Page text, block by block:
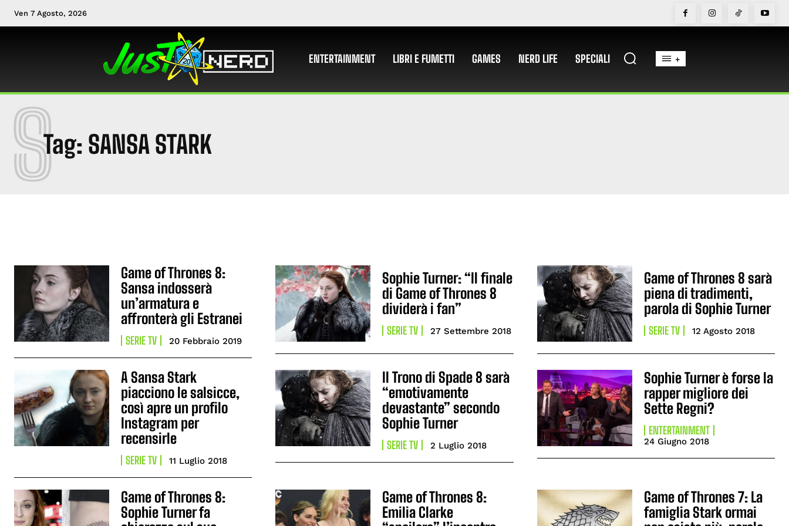
Ven 7 Agosto, 2026
ENTERTAINMENT LIBRI E FUMETTI GAMES NERD LIFE SPECIALI +
Tag: SANSA STARK
S
Game of Thrones 8:
Sansa indosserà
un’armatura e
affronterà gli Estranei
SERIE TV 20 Febbraio 2019
Sophie Turner: “Il finale
di Game of Thrones 8
dividerà i fan”
SERIE TV 27 Settembre 2018
Game of Thrones 8 sarà
piena di tradimenti,
parola di Sophie Turner
SERIE TV 12 Agosto 2018
A Sansa Stark
piacciono le salsicce,
così apre un profilo
Instagram per
recensirle
SERIE TV 11 Luglio 2018
Il Trono di Spade 8 sarà
“emotivamente
devastante” secondo
Sophie Turner
SERIE TV 2 Luglio 2018
Sophie Turner è forse la
rapper migliore dei
Sette Regni?
ENTERTAINMENT
24 Giugno 2018
Game of Thrones 8:
Sophie Turner fa
Game of Thrones 8:
Emilia Clarke
Game of Thrones 7: La
famiglia Stark ormai